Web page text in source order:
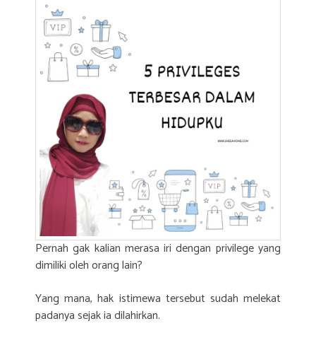
Pernah gak kalian merasa iri dengan privilege yang
dimiliki oleh orang lain?
Yang mana, hak istimewa tersebut sudah melekat
padanya sejak ia dilahirkan.